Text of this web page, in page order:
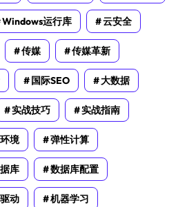
Windows运行库 云安全
传媒 传媒革新
国际SEO 大数据
实战技巧 实战指南
境 弹性计算
库 数据库配置
动 机器学习